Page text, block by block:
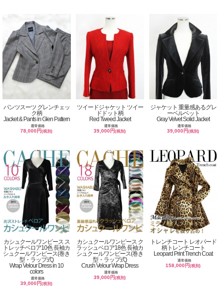
パンツスーツ グレンチェッ
ク柄
Jacket & Pants in Glen Pattern
通常価格
78,000円(税別)
ツイードジャケット ツイー
ドドット柄
Red Tweed Jacket
通常価格
39,000円(税別)
ジャケット 重量感あるグレ
ーベルベット
Gray Velvet Solid Jacket
通常価格
39,000円(税別)
カシュクールワンピース ス
トレッチベロア10色 長袖カ
シュクールワンピース(巻き
型・ラップ式)
Wrap Velour Dress in 10
colors
通常価格
39,000円(税別)
カシュクールワンピース ク
ラッシュベロア18色 長袖カ
シュクールワンピース(巻き
型・ラップ式)
Crush Velour Wrap Dress
通常価格
39,000円(税別)
トレンチコート レオパード
柄トレンチコート
Leopard Print Trench Coat
通常価格
158,000円(税別)